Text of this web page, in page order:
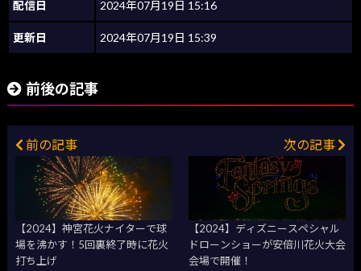
配信日 2024年07月19日 15:16
更新日 2024年07月19日 15:39
前後の記事
前の記事
【2024】神宮花火ナイターで球
場を沸かす！5回裏終了時に花火
打ち上げ
次の記事
【2024】ディズニースペシャル
ドローンショーが安倍川花火大会
会場で開催！